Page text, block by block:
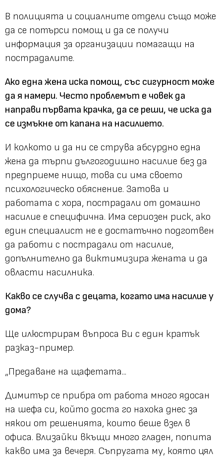
В полицията и социалните отдели също може
да се потърси помощ и да се получи
информация за организации помагащи на
пострадалите.
Ако една жена иска помощ, със сигурност може
да я намери. Често проблемът е човек да
направи първата крачка, да се реши, че иска да
се измъкне от капана на насилието.
И колкото и да ни се струва абсурдно една
жена да търпи дългогодишно насилие без да
предприеме нищо, това си има своето
психологическо обяснение. Затова и
работата с хора, пострадали от домашно
насилие е специфична. Има сериозен риск, ако
един специалист не е достатъчно подготвен
да работи с пострадали от насилие,
допълнително да виктимизира жената и да
овласти насилника.
Какво се случва с децата, когато има насилие у
дома?
Ще илюстрирам въпроса Ви с един кратък
разказ-пример.
„Предаване на щафетата...
Димитър се прибра от работа много ядосан
на шефа си, който доста го нахока днес за
някои от решенията, които беше взел в
офиса. Влизайки вкъщи много гладен, попита
какво има за вечеря. Съпругата му, която цял